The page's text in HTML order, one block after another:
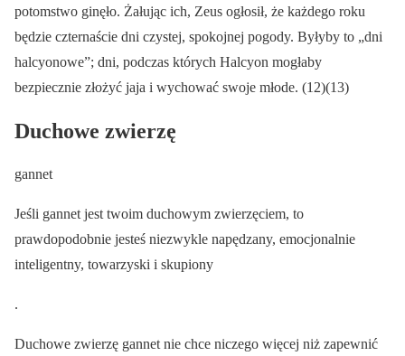
potomstwo ginęło. Żałując ich, Zeus ogłosił, że każdego roku
będzie czternaście dni czystej, spokojnej pogody. Byłyby to „dni
halcyonowe”; dni, podczas których Halcyon mogłaby
bezpiecznie złożyć jaja i wychować swoje młode. (12)(13)
Duchowe zwierzę
gannet
Jeśli gannet jest twoim duchowym zwierzęciem, to
prawdopodobnie jesteś niezwykle napędzany, emocjonalnie
inteligentny, towarzyski i skupiony
.
Duchowe zwierzę gannet nie chce niczego więcej niż zapewnić